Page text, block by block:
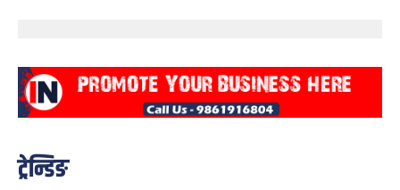
ट्रेन्डिङ